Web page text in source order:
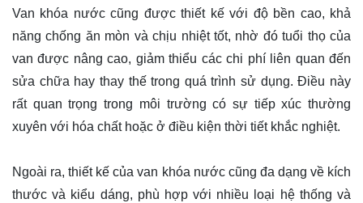
Van khóa nước cũng được thiết kế với độ bền cao, khả
năng chống ăn mòn và chịu nhiệt tốt, nhờ đó tuổi thọ của
van được nâng cao, giảm thiểu các chi phí liên quan đến
sửa chữa hay thay thế trong quá trình sử dụng. Điều này
rất quan trọng trong môi trường có sự tiếp xúc thường
xuyên với hóa chất hoặc ở điều kiện thời tiết khắc nghiệt.
Ngoài ra, thiết kế của van khóa nước cũng đa dạng về kích
thước và kiểu dáng, phù hợp với nhiều loại hệ thống và